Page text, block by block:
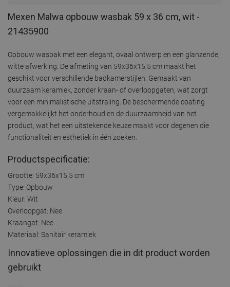
Mexen Malwa opbouw wasbak 59 x 36 cm, wit -
21435900
Opbouw wasbak met een elegant, ovaal ontwerp en een glanzende,
witte afwerking. De afmeting van 59x36x15,5 cm maakt het
geschikt voor verschillende badkamerstijlen. Gemaakt van
duurzaam keramiek, zonder kraan- of overloopgaten, wat zorgt
voor een minimalistische uitstraling. De beschermende coating
vergemakkelijkt het onderhoud en de duurzaamheid van het
product, wat het een uitstekende keuze maakt voor degenen die
functionaliteit en esthetiek in één zoeken.
Productspecificatie:
Grootte: 59x36x15,5 cm
Type: Opbouw
Kleur: Wit
Overloopgat: Nee
Kraangat: Nee
Materiaal: Sanitair keramiek
Innovatieve oplossingen die in dit product worden
gebruikt